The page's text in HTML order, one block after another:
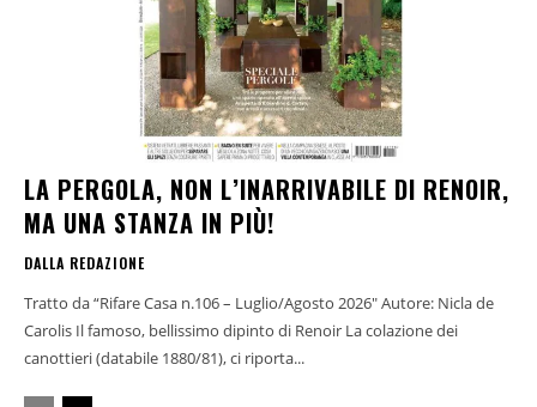
LA PERGOLA, NON L’INARRIVABILE DI RENOIR,
MA UNA STANZA IN PIÙ!
DALLA REDAZIONE
Tratto da “Rifare Casa n.106 – Luglio/Agosto 2026" Autore: Nicla de
Carolis Il famoso, bellissimo dipinto di Renoir La colazione dei
canottieri (databile 1880/81), ci riporta...